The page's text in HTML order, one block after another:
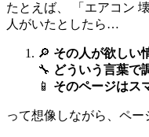
たとえば、 「エアコン
人がいたとしたら…
🔎 その人が欲しい
🔧 どういう言葉で
📱 そのページはス
って想像しながら、ペー